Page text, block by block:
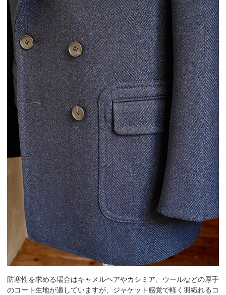
防寒性を求める場合はキャメルヘアやカシミア、ウールなどの厚手
のコート生地が適していますが、ジャケット感覚で軽く羽織れるコ